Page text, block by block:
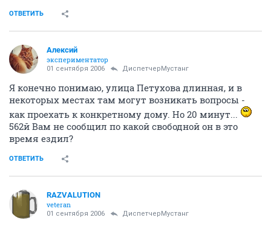
ОТВЕТИТЬ
Алексий
экспериментатор
01 сентября 2006 ДиспетчерМустанг
Я конечно понимаю, улица Петухова длинная, и в
некоторых местах там могут возникать вопросы -
как проехать к конкретному дому. Но 20 минут...
562й Вам не сообщил по какой свободной он в это
время ездил?
ОТВЕТИТЬ
RAZVALUTION
veteran
01 сентября 2006 ДиспетчерМустанг